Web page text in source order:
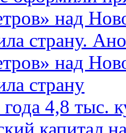
над
страну.
над
страну
4,8 тыс.